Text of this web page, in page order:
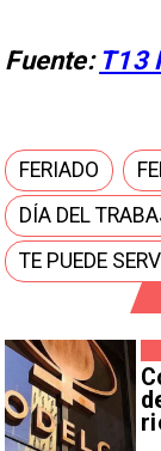
Fuente: T13
FERIADO
DÍA DEL
TE PUEDE